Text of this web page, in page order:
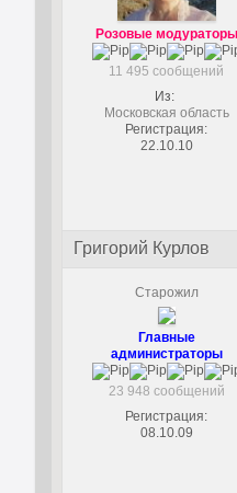
Розовые модураторы
11 495 сообщений
Из:
Московская область
Регистрация:
22.10.10
Григорий Курлов
Старожил
Главные
администраторы
23 948 сообщений
Регистрация:
08.10.09